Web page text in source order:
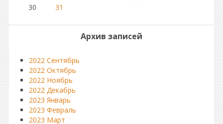
30
31
Архив записей
2022 Сентябрь
2022 Октябрь
2022 Ноябрь
2022 Декабрь
2023 Январь
2023 Февраль
2023 Март